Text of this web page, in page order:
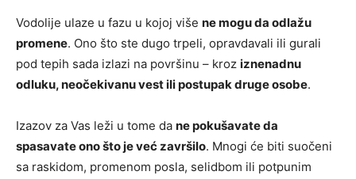
Vodolije ulaze u fazu u kojoj više ne mogu da odlažu
promene. Ono što ste dugo trpeli, opravdavali ili gurali
pod tepih sada izlazi na površinu – kroz iznenadnu
odluku, neočekivanu vest ili postupak druge osobe.
Izazov za Vas leži u tome da ne pokušavate da
spasavate ono što je već završilo. Mnogi će biti suočeni
sa raskidom, promenom posla, selidbom ili potpunim